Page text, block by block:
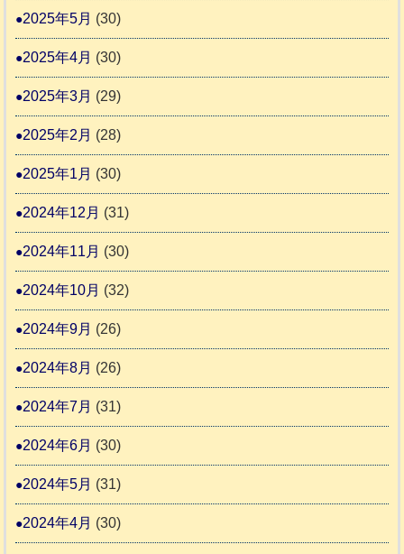
2025年5月 (30)
2025年4月 (30)
2025年3月 (29)
2025年2月 (28)
2025年1月 (30)
2024年12月 (31)
2024年11月 (30)
2024年10月 (32)
2024年9月 (26)
2024年8月 (26)
2024年7月 (31)
2024年6月 (30)
2024年5月 (31)
2024年4月 (30)